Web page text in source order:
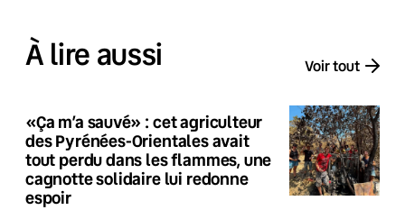
À lire aussi Voir tout
«Ça m’a sauvé» : cet agriculteur
des Pyrénées-Orientales avait
tout perdu dans les flammes, une
cagnotte solidaire lui redonne
espoir